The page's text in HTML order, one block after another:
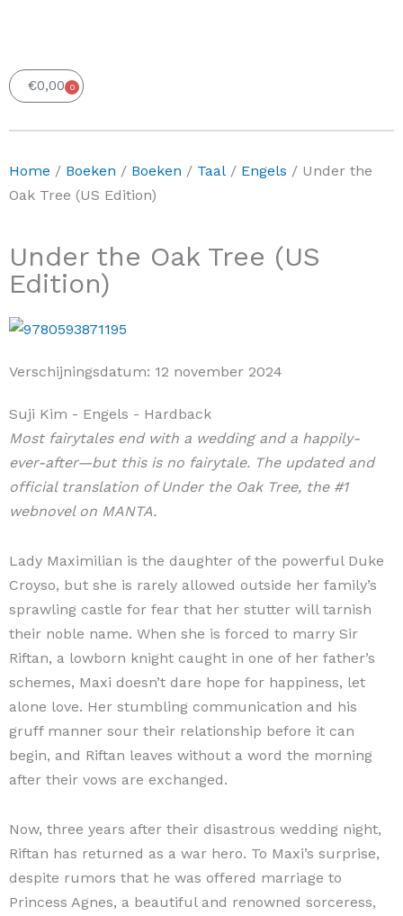
€0,00 0
Winkelwagen
Home / Boeken / Boeken / Taal / Engels / Under the
Oak Tree (US Edition)
Under the Oak Tree (US
Edition)
Verschijningsdatum: 12 november 2024
Suji Kim - Engels - Hardback
Most fairytales end with a wedding and a happily-
ever-after—but this is no fairytale. The updated and
official translation of Under the Oak Tree, the #1
webnovel on MANTA.
Lady Maximilian is the daughter of the powerful Duke
Croyso, but she is rarely allowed outside her family’s
sprawling castle for fear that her stutter will tarnish
their noble name. When she is forced to marry Sir
Riftan, a lowborn knight caught in one of her father’s
schemes, Maxi doesn’t dare hope for happiness, let
alone love. Her stumbling communication and his
gruff manner sour their relationship before it can
begin, and Riftan leaves without a word the morning
after their vows are exchanged.
Now, three years after their disastrous wedding night,
Riftan has returned as a war hero. To Maxi’s surprise,
despite rumors that he was offered marriage to
Princess Agnes, a beautiful and renowned sorceress,